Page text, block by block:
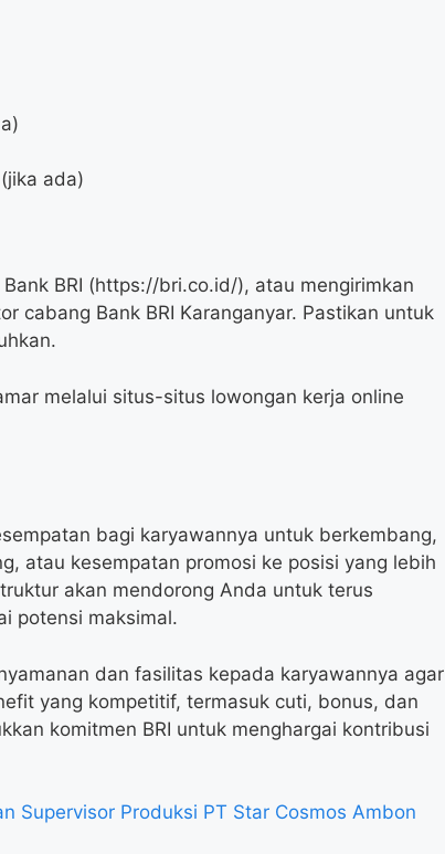
ada)
BRI (https://bri.co.id/), atau mengirimkan
cabang Bank BRI Karanganyar. Pastikan untuk
melalui situs-situs lowongan kerja online
bagi karyawannya untuk berkembang,
atau kesempatan promosi ke posisi yang lebih
akan mendorong Anda untuk terus
potensi maksimal.
dan fasilitas kepada karyawannya agar
yang kompetitif, termasuk cuti, bonus, dan
komitmen BRI untuk menghargai kontribusi
Supervisor Produksi PT Star Cosmos Ambon